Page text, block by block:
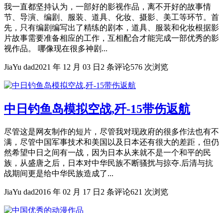
我一直都坚持认为，一部好的影视作品，离不开好的故事情
节、导演、编剧、服装、道具、化妆、摄影、美工等环节。首
先，只有编剧编写出了精练的剧本，道具、服装和化妆根据影
片故事需要准备相应的工作，互相配合才能完成一部优秀的影
视作品。 哪像现在很多神剧...
JiaYu dad2021 年 12 月 03 日 2 条评论576 次浏览
中日钓鱼岛模拟空战,歼-15带伤返航
尽管这是网友制作的短片，尽管我对现政府的很多作法也有不
满，尽管中国军事技术和美国以及日本还有很大的差距，但仍
然希望中日之间有一战，因为日本从来就不是一个和平的民
族，从盛唐之后，日本对中华民族不断骚扰与掠夺.后清与抗
战期间更是给中华民族造成了...
JiaYu dad2016 年 02 月 17 日 2 条评论621 次浏览